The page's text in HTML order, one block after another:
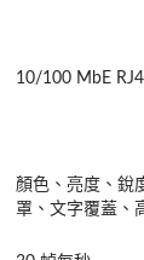
10/100 MbE
顏色、亮度、銳
罩、文字覆蓋、